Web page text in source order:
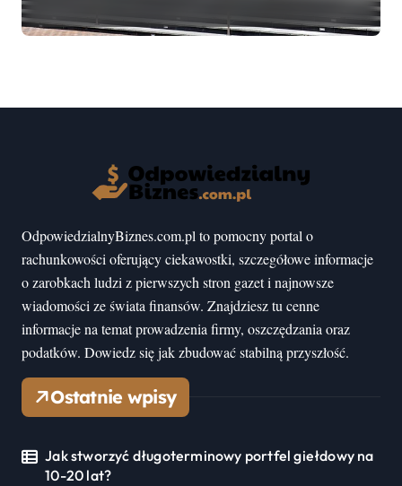
mogłeś nie wiedzieć
OdpowiedzialnyBiznes.com.pl to pomocny portal o
rachunkowości oferujący ciekawostki, szczegółowe informacje
o zarobkach ludzi z pierwszych stron gazet i najnowsze
wiadomości ze świata finansów. Znajdziesz tu cenne
informacje na temat prowadzenia firmy, oszczędzania oraz
podatków. Dowiedz się jak zbudować stabilną przyszłość.
Ostatnie wpisy
Jak stworzyć długoterminowy portfel giełdowy na
10-20 lat?